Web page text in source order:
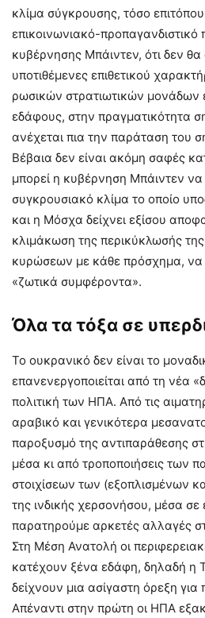
κλίμα σύγκρουσης, τόσο
επικοινωνιακό-προπαγανδιστικό
κυβέρνησης Μπάιντεν, ότι δεν θα
υποτιθέμενες επιθετικού
ρωσικών στρατιωτικών μονάδων
εδάφους, στην πραγματικότητα
ανέχεται πια την παράταση του
Βέβαια δεν είναι ακόμη σαφές
μπορεί η κυβέρνηση Μπάιντεν να
συγκρουσιακό κλίμα το οποίο
και η Μόσχα δείχνει εξίσου
κλιμάκωση της περικύκλωσής
κυρώσεων με κάθε πρόσχημα, να
«ζωτικά συμφέροντα».
Όλα τα τόξα σε
Το ουκρανικό δεν είναι το
επανενεργοποιείται από τη νέα
πολιτική των ΗΠΑ. Από τις
αραβικό και γενικότερα
παροξυσμό της αντιπαράθεσης
μέσα κι από τροποποιήσεις των
στοιχίσεων των (εξοπλισμένων
της ινδικής χερσονήσου, μέσα σε
παρατηρούμε αρκετές αλλαγές
Στη Μέση Ανατολή οι
κατέχουν ξένα εδάφη, δηλαδή η
δείχνουν μια ασίγαστη όρεξη
Απέναντι στην πρώτη οι ΗΠΑ